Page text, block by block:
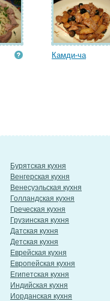
Камди-ча
Бурятская кухня
Венгерская кухня
Венесуэльская кухня
Голландская кухня
Греческая кухня
Грузинская кухня
Датская кухня
Детская кухня
Еврейская кухня
Европейская кухня
Египетская кухня
Индийская кухня
Иорданская кухня